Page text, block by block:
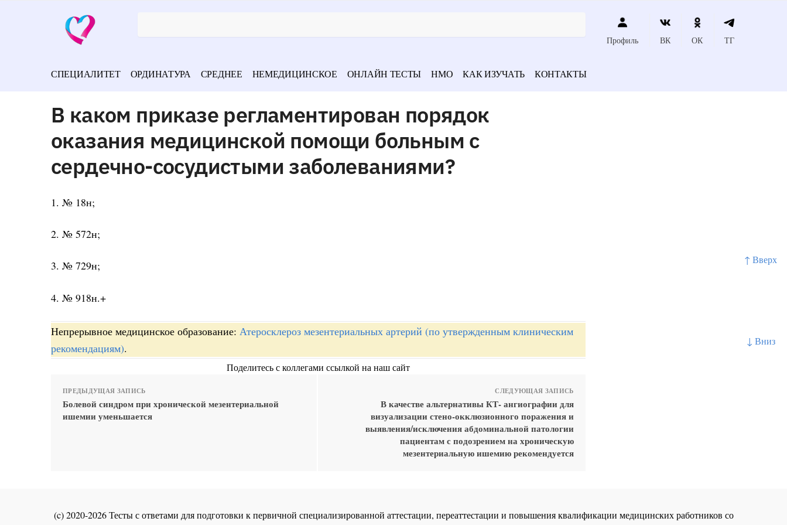
↑ Вверх
↓ Вниз
Профиль ВК ОК ТГ
СПЕЦИАЛИТЕТ ОРДИНАТУРА СРЕДНЕЕ НЕМЕДИЦИНСКОЕ ОНЛАЙН ТЕСТЫ НМО КАК ИЗУЧАТЬ КОНТАКТЫ
В каком приказе регламентирован порядок
оказания медицинской помощи больным с
сердечно-сосудистыми заболеваниями?
1. № 18н;
2. № 572н;
3. № 729н;
4. № 918н.+
Непрерывное медицинское образование: Атеросклероз мезентериальных артерий (по утвержденным клиническим
рекомендациям).
Поделитесь с коллегами ссылкой на наш сайт
ПРЕДЫДУЩАЯ ЗАПИСЬ
Болевой синдром при хронической мезентериальной
ишемии уменьшается
СЛЕДУЮЩАЯ ЗАПИСЬ
В качестве альтернативы КТ- ангиографии для
визуализации стено-окклюзионного поражения и
выявления/исключения абдоминальной патологии
пациентам с подозрением на хроническую
мезентериальную ишемию рекомендуется
(c) 2020-2026 Тесты с ответами для подготовки к первичной специализированной аттестации, переаттестации и повышения квалификации медицинских работников со